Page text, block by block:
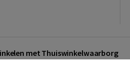
met Thuiswinkelwaarborg